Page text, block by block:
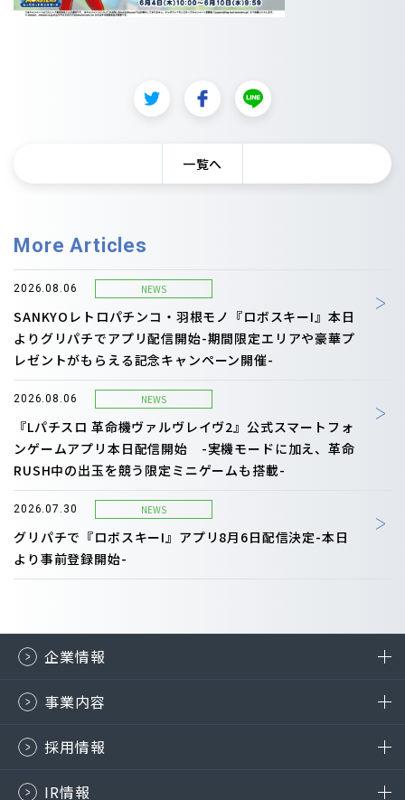
一覧へ
More Articles
2026.08.06 NEWS
SANKYOレトロパチンコ・羽根モノ『ロボスキーI』本日
よりグリパチでアプリ配信開始-期間限定エリアや豪華プ
レゼントがもらえる記念キャンペーン開催-
2026.08.06 NEWS
『Lパチスロ 革命機ヴァルヴレイヴ2』公式スマートフォ
ンゲームアプリ本日配信開始 -実機モードに加え、革命
RUSH中の出玉を競う限定ミニゲームも搭載-
2026.07.30 NEWS
グリパチで『ロボスキーI』アプリ8月6日配信決定-本日
より事前登録開始-
企業情報
事業内容
採用情報
IR情報